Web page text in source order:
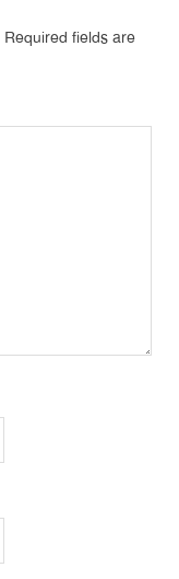
Required fields are